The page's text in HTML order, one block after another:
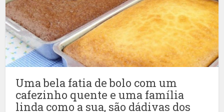
Uma bela fatia de bolo com um
cafezinho quente e uma família
linda como a sua, são dádivas dos